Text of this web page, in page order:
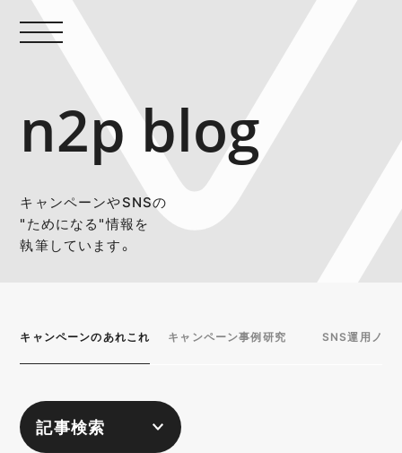
n2p blog
キャンペーンやSNSの
"ためになる"情報を
執筆しています。
キャンペーンのあれこれ キャンペーン事例研究 SNS運用ノウ
記事検索